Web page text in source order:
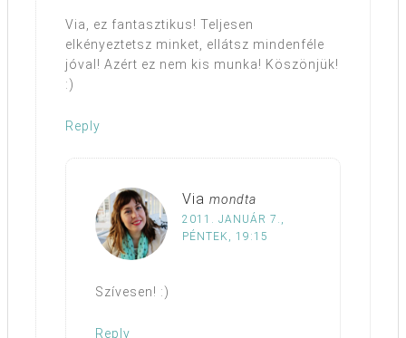
Via, ez fantasztikus! Teljesen
elkényeztetsz minket, ellátsz mindenféle
jóval! Azért ez nem kis munka! Köszönjük!
:)
Reply
Via mondta
2011. JANUÁR 7.,
PÉNTEK, 19:15
Szívesen! :)
Reply